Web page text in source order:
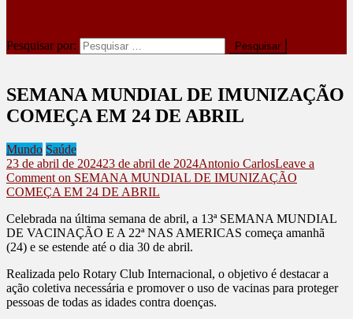
Pesquisar por:
SEMANA MUNDIAL DE IMUNIZAÇÃO
COMEÇA EM 24 DE ABRIL
Mundo Saúde
23 de abril de 202423 de abril de 2024Antonio CarlosLeave a
Comment on SEMANA MUNDIAL DE IMUNIZAÇÃO
COMEÇA EM 24 DE ABRIL
Celebrada na última semana de abril, a 13ª SEMANA MUNDIAL
DE VACINAÇÃO E A 22ª NAS AMERICAS começa amanhã
(24) e se estende até o dia 30 de abril.
Realizada pelo Rotary Club Internacional, o objetivo é destacar a
ação coletiva necessária e promover o uso de vacinas para proteger
pessoas de todas as idades contra doenças.